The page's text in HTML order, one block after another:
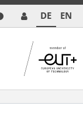
DE EN